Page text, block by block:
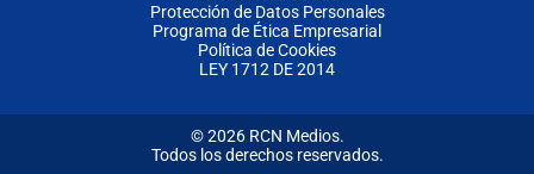
Protección de Datos Personales
Programa de Ética Empresarial
Política de Cookies
LEY 1712 DE 2014
© 2026 RCN Medios.
Todos los derechos reservados.